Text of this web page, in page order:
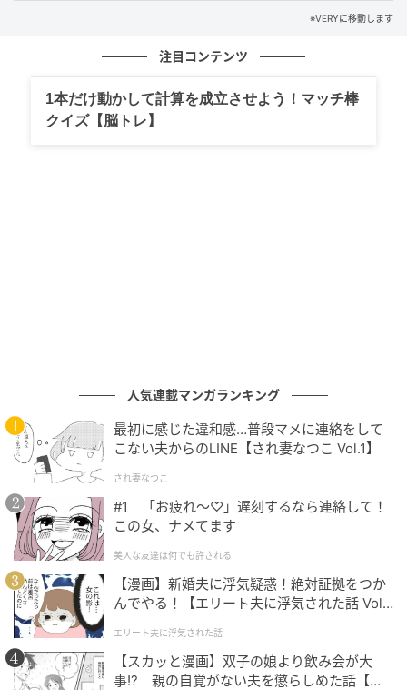
ファミレスの定番クリームソーダは6種類。いちごみる
くクリームソーダ￥780。
※VERYに移動します
注目コンテンツ
1本だけ動かして計算を成立させよう！マッチ棒
クイズ【脳トレ】
人気連載マンガランキング
最初に感じた違和感…普段マメに連絡をして
こない夫からのLINE【され妻なつこ Vol.1】
され妻なつこ
#1 「お疲れ〜♡」遅刻するなら連絡して！
この女、ナメてます
美人な友達は何でも許される
【漫画】新婚夫に浮気疑惑！絶対証拠をつか
んでやる！【エリート夫に浮気された話 Vol.
エリート夫に浮気された話
【スカッと漫画】双子の娘より飲み会が大
事!? 親の自覚がない夫を懲らしめた話【第1